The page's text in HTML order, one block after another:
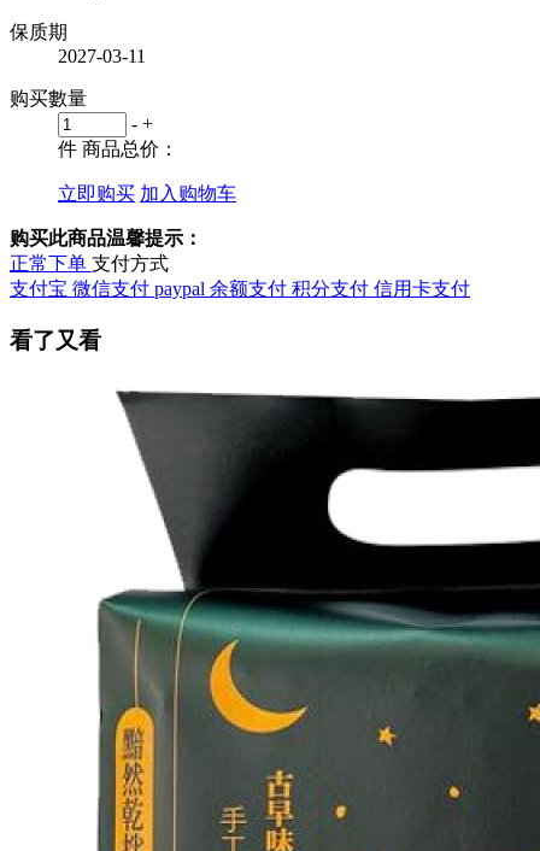
保质期
2027-03-11
购买數量
- +
件 商品总价：
立即购买 加入购物车
购买此商品温馨提示：
正常下单 支付方式
支付宝 微信支付 paypal 余额支付 积分支付 信用卡支付
看了又看